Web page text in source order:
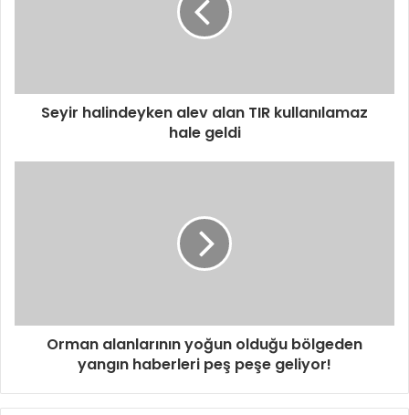
Seyir halindeyken alev alan TIR kullanılamaz
hale geldi
Orman alanlarının yoğun olduğu bölgeden
yangın haberleri peş peşe geliyor!